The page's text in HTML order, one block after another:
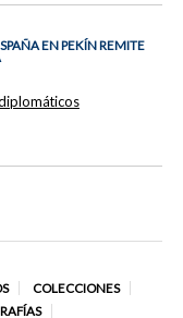
EN PEKÍN REMITE
COLECCIONES